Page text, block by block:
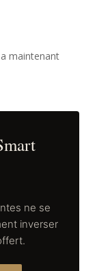
maintenant
ne se
inverser